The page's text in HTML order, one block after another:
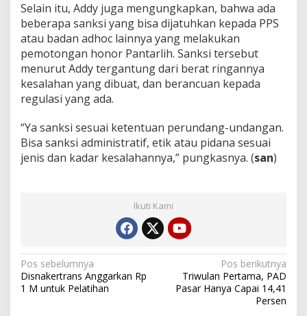
Selain itu, Addy juga mengungkapkan, bahwa ada
beberapa sanksi yang bisa dijatuhkan kepada PPS
atau badan adhoc lainnya yang melakukan
pemotongan honor Pantarlih. Sanksi tersebut
menurut Addy tergantung dari berat ringannya
kesalahan yang dibuat, dan berancuan kepada
regulasi yang ada.
“Ya sanksi sesuai ketentuan perundang-undangan.
Bisa sanksi administratif, etik atau pidana sesuai
jenis dan kadar kesalahannya,” pungkasnya. (san)
Ikuti Kami
Navigasi
pos
Pos sebelumnya
Disnakertrans Anggarkan Rp
1 M untuk Pelatihan
Pos berikutnya
Triwulan Pertama, PAD
Pasar Hanya Capai 14,41
Persen